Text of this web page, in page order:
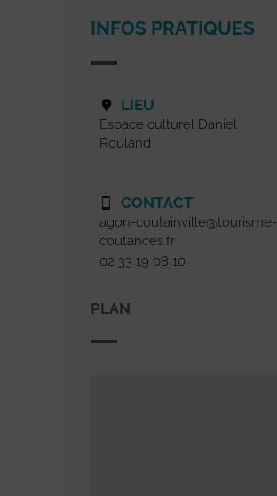
INFOS PRATIQUES
LIEU
Espace culturel Daniel
Rouland
CONTACT
agon-coutainville@tourisme-
coutances.fr
02 33 19 08 10
PLAN